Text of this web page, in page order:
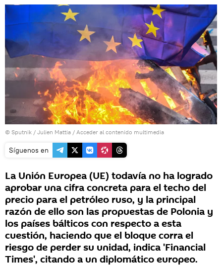
© Sputnik / Julien Mattia / Acceder al contenido multimedia
Síguenos en
La Unión Europea (UE) todavía no ha logrado
aprobar una cifra concreta para el techo del
precio para el petróleo ruso, y la principal
razón de ello son las propuestas de Polonia y
los países bálticos con respecto a esta
cuestión, haciendo que el bloque corra el
riesgo de perder su unidad, indica 'Financial
Times', citando a un diplomático europeo.